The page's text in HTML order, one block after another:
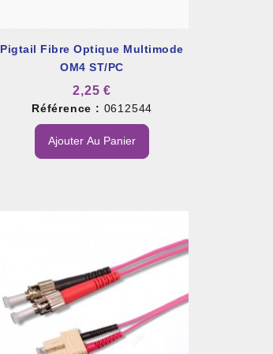
Pigtail Fibre Optique Multimode
OM4 ST/PC
2,25 €
Référence : 0612544
Ajouter Au Panier